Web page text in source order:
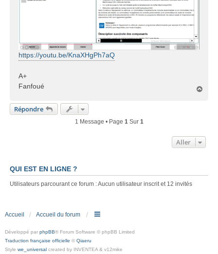
https://youtu.be/KnaXHgPh7aQ
A+
Fanfoué
Répondre
1 Message • Page 1 Sur 1
Aller
QUI EST EN LIGNE ?
Utilisateurs parcourant ce forum : Aucun utilisateur inscrit et 12 invités
Accueil Accueil du forum
Développé par phpBB® Forum Software © phpBB Limited
Traduction française officielle © Qiaeru
Style we_universal created by INVENTEA & v12mike